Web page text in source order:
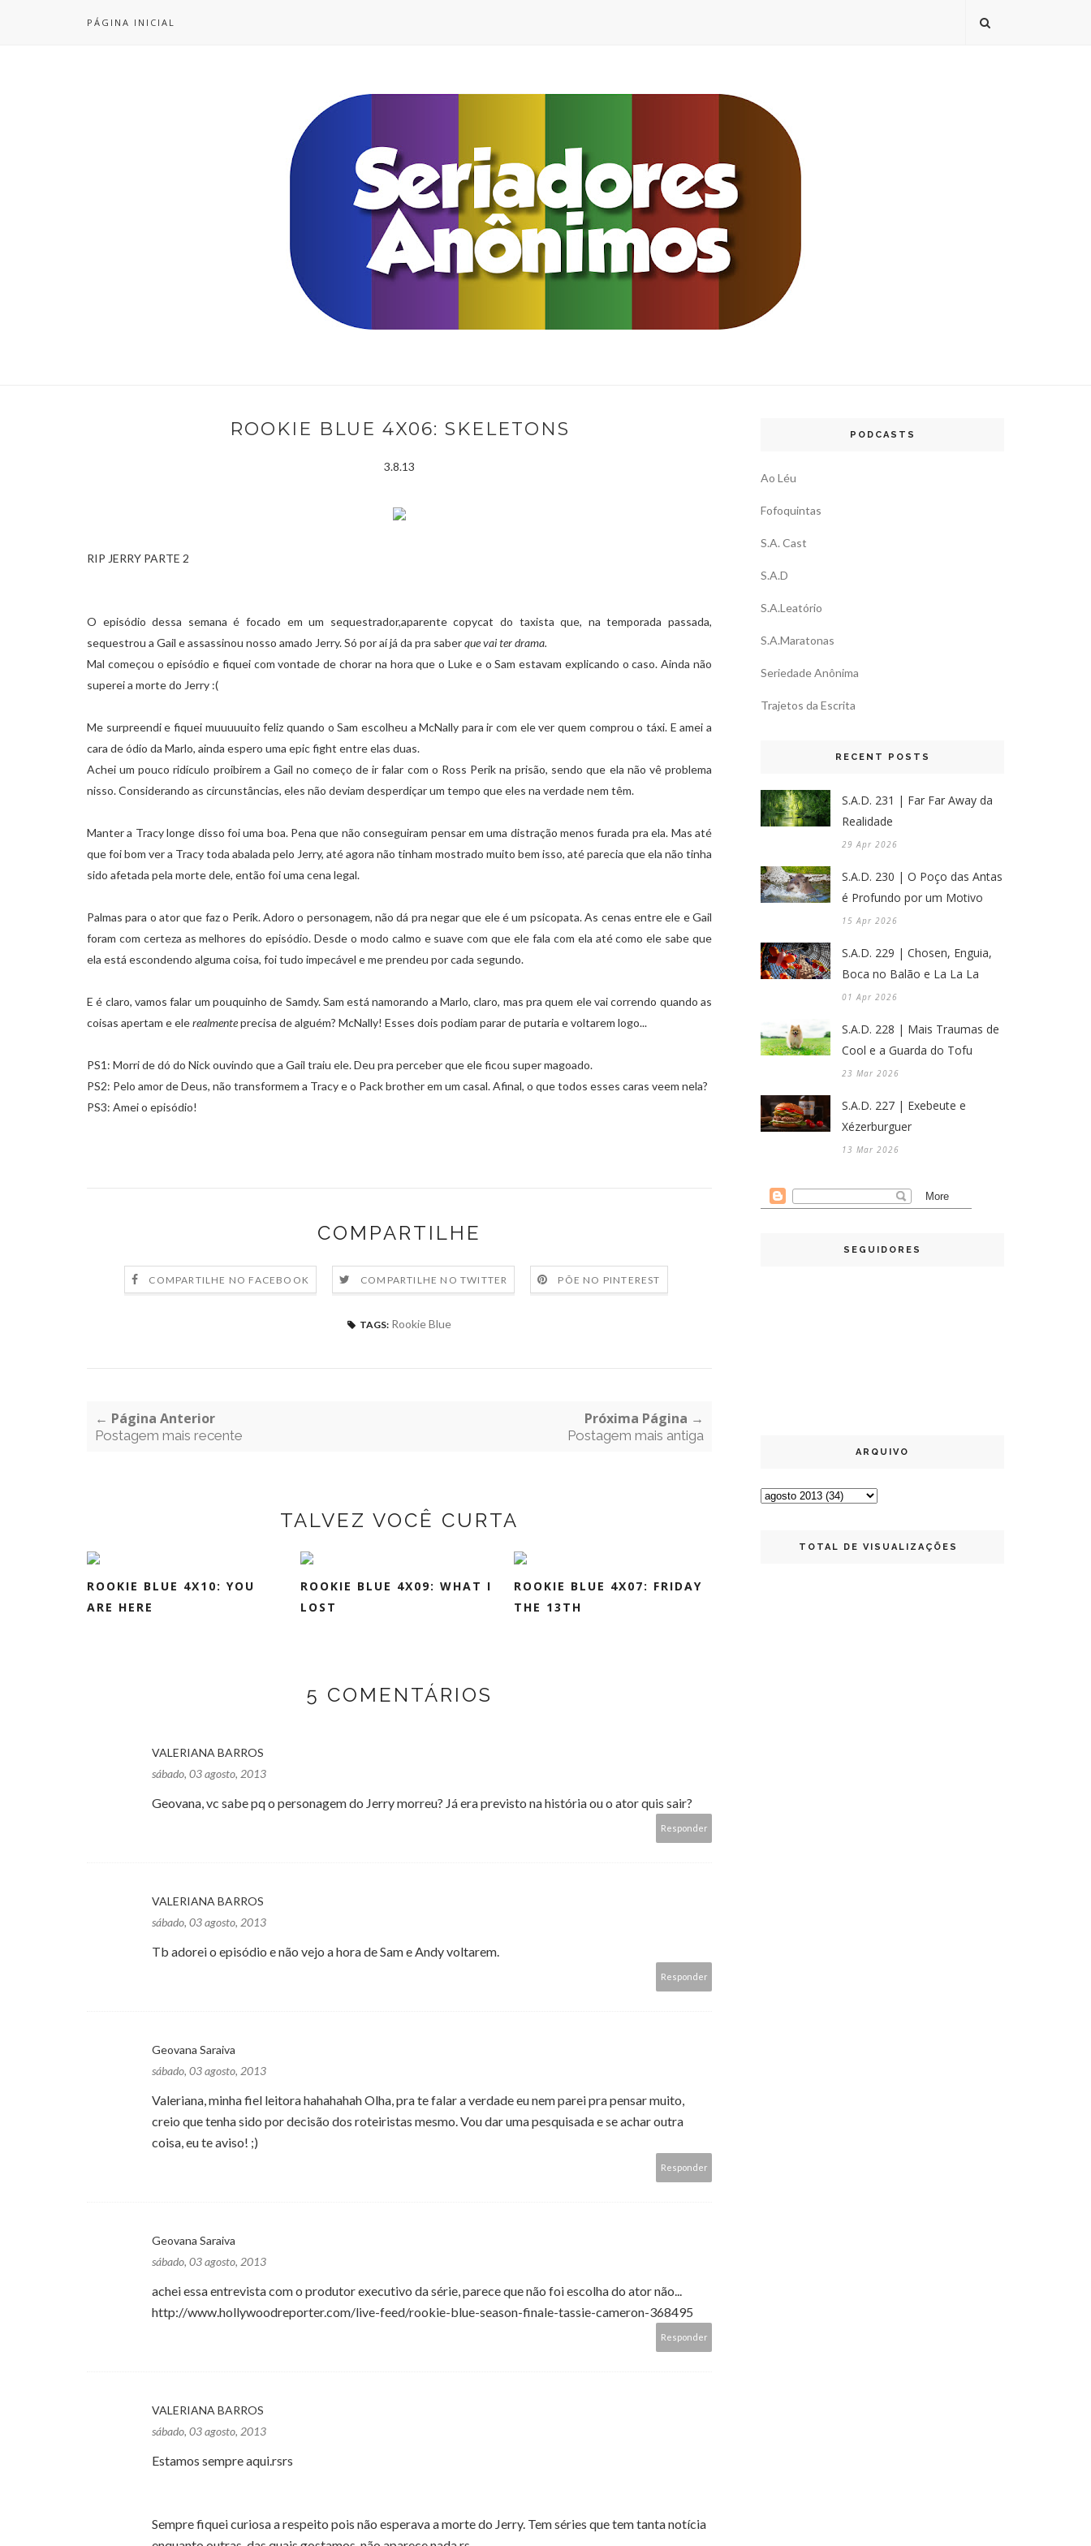
PÁGINA INICIAL
ROOKIE BLUE 4X06: SKELETONS
3.8.13
RIP JERRY PARTE 2
O episódio dessa semana é focado em um sequestrador,aparente copycat do taxista que, na temporada passada,
sequestrou a Gail e assassinou nosso amado Jerry. Só por aí já da pra saberque vai ter drama.
Mal começou o episódio e fiquei com vontade de chorar na hora que o Luke e o Sam estavam explicando o caso. Ainda não
superei a morte do Jerry :(
Me surpreendi e fiquei muuuuuito feliz quando o Sam escolheu a McNally para ir com ele ver quem comprou o táxi. E amei a
cara de ódio da Marlo, ainda espero uma epic fight entre elas duas.
Achei um pouco ridículo proibirem a Gail no começo de ir falar com o Ross Perik na prisão, sendo que ela não vê problema
nisso. Considerando as circunstâncias, eles não deviam desperdiçar um tempo que eles na verdade nem têm.
Manter a Tracy longe disso foi uma boa. Pena que não conseguiram pensar em uma distração menos furada pra ela. Mas até
que foi bom ver a Tracy toda abalada pelo Jerry, até agora não tinham mostrado muito bem isso, até parecia que ela não tinha
sido afetada pela morte dele, então foi uma cena legal.
Palmas para o ator que faz o Perik. Adoro o personagem, não dá pra negar que ele é um psicopata. As cenas entre ele e Gail
foram com certeza as melhores do episódio. Desde o modo calmo e suave com que ele fala com ela até como ele sabe que
ela está escondendo alguma coisa, foi tudo impecável e me prendeu por cada segundo.
E é claro, vamos falar um pouquinho de Samdy. Sam está namorando a Marlo, claro, mas pra quem ele vai correndo quando as
coisas apertam e elerealmenteprecisa de alguém? McNally! Esses dois podiam parar de putaria e voltarem logo...
PS1: Morri de dó do Nick ouvindo que a Gail traiu ele. Deu pra perceber que ele ficou super magoado.
PS2: Pelo amor de Deus, não transformem a Tracy e o Pack brother em um casal. Afinal, o que todos esses caras veem nela?
PS3: Amei o episódio!
COMPARTILHE
COMPARTILHE NO FACEBOOK COMPARTILHE NO TWITTER PÕE NO PINTEREST
TAGS: Rookie Blue
← Página Anterior
Postagem mais recente
Próxima Página →
Postagem mais antiga
TALVEZ VOCÊ CURTA
ROOKIE BLUE 4X10: YOU
ARE HERE
ROOKIE BLUE 4X09: WHAT I
LOST
ROOKIE BLUE 4X07: FRIDAY
THE 13TH
5 COMENTÁRIOS
VALERIANA BARROS
sábado, 03 agosto, 2013
Geovana, vc sabe pq o personagem do Jerry morreu? Já era previsto na história ou o ator quis sair?
Responder
VALERIANA BARROS
sábado, 03 agosto, 2013
Tb adorei o episódio e não vejo a hora de Sam e Andy voltarem.
Responder
Geovana Saraiva
sábado, 03 agosto, 2013
Valeriana, minha fiel leitora hahahahah Olha, pra te falar a verdade eu nem parei pra pensar muito,
creio que tenha sido por decisão dos roteiristas mesmo. Vou dar uma pesquisada e se achar outra
coisa, eu te aviso! ;)
Responder
Geovana Saraiva
sábado, 03 agosto, 2013
achei essa entrevista com o produtor executivo da série, parece que não foi escolha do ator não...
http://www.hollywoodreporter.com/live-feed/rookie-blue-season-finale-tassie-cameron-368495
Responder
VALERIANA BARROS
sábado, 03 agosto, 2013
Estamos sempre aqui.rsrs
Sempre fiquei curiosa a respeito pois não esperava a morte do Jerry. Tem séries que tem tanta notícia
PODCASTS
Ao Léu
Fofoquintas
S.A. Cast
S.A.D
S.A.Leatório
S.A.Maratonas
Seriedade Anônima
Trajetos da Escrita
RECENT POSTS
S.A.D. 231 | Far Far Away da
Realidade
29 Apr 2026
S.A.D. 230 | O Poço das Antas
é Profundo por um Motivo
15 Apr 2026
S.A.D. 229 | Chosen, Enguia,
Boca no Balão e La La La
01 Apr 2026
S.A.D. 228 | Mais Traumas de
Cool e a Guarda do Tofu
23 Mar 2026
S.A.D. 227 | Exebeute e
Xézerburguer
13 Mar 2026
SEGUIDORES
ARQUIVO
TOTAL DE VISUALIZAÇÕES